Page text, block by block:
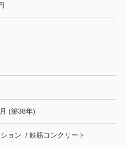
(築38年)
ョン / 鉄筋コンクリート